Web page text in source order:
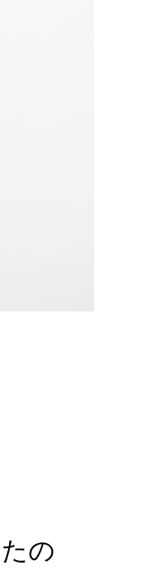
の